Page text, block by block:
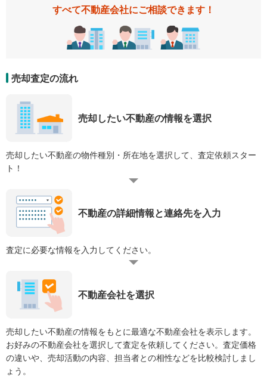
すべて不動産会社にご相談できます！
売却査定の流れ
売却したい不動産の情報を選択
売却したい不動産の物件種別・所在地を選択して、査定依頼スター
ト！
不動産の詳細情報と連絡先を入力
査定に必要な情報を入力してください。
不動産会社を選択
売却したい不動産の情報をもとに最適な不動産会社を表示します。
お好みの不動産会社を選択して査定を依頼してください。査定価格
の違いや、売却活動の内容、担当者との相性などを比較検討しまし
ょう。